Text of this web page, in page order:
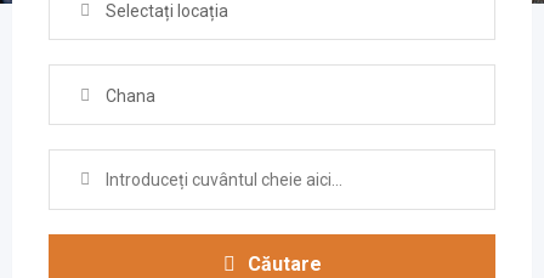
Selectați locația
Chana
Căutare